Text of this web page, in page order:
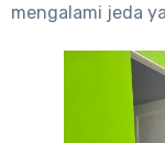
mengalami jeda